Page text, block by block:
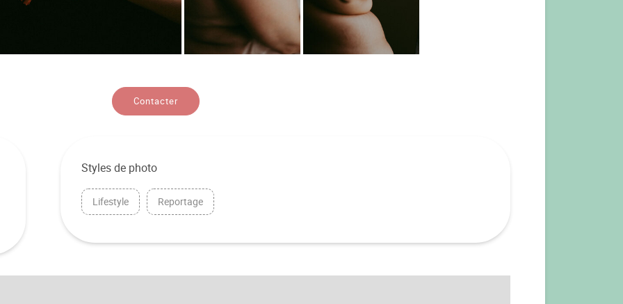
Contacter
Styles de photo
Lifestyle Reportage